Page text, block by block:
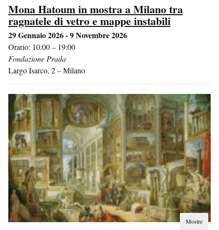
Mona Hatoum in mostra a Milano tra
ragnatele di vetro e mappe instabili
29 Gennaio 2026 - 9 Novembre 2026
Orario: 10:00 – 19:00
Fondazione Prada
Largo Isarco, 2–Milano
Mostre